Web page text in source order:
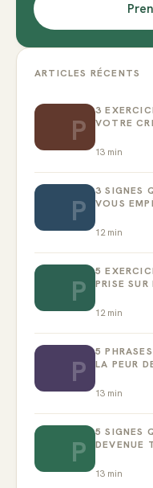
ARTICLES RÉCENTS
P
3
VOTRE
13 min
P
3 SIGNES
VOUS
12min
P
5
PRISE
12min
P
5
LA PEUR
13 min
P
5 SIGNES
DEVENUE
13 min